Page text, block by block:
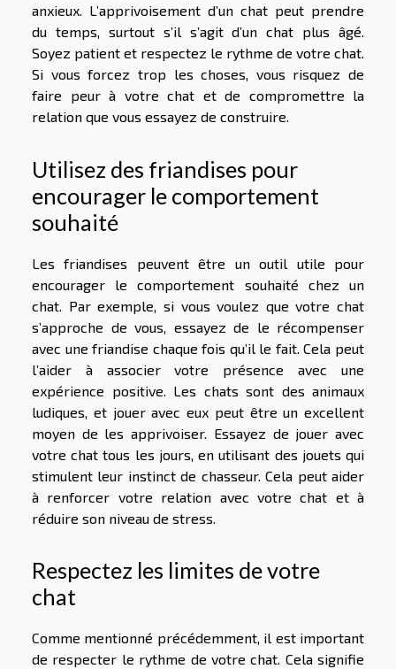
anxieux. L’apprivoisement d’un chat peut prendre
du temps, surtout s’il s’agit d’un chat plus âgé.
Soyez patient et respectez le rythme de votre chat.
Si vous forcez trop les choses, vous risquez de
faire peur à votre chat et de compromettre la
relation que vous essayez de construire.
Utilisez des friandises pour
encourager le comportement
souhaité
Les friandises peuvent être un outil utile pour
encourager le comportement souhaité chez un
chat. Par exemple, si vous voulez que votre chat
s’approche de vous, essayez de le récompenser
avec une friandise chaque fois qu’il le fait. Cela peut
l’aider à associer votre présence avec une
expérience positive. Les chats sont des animaux
ludiques, et jouer avec eux peut être un excellent
moyen de les apprivoiser. Essayez de jouer avec
votre chat tous les jours, en utilisant des jouets qui
stimulent leur instinct de chasseur. Cela peut aider
à renforcer votre relation avec votre chat et à
réduire son niveau de stress.
Respectez les limites de votre
chat
Comme mentionné précédemment, il est important
de respecter le rythme de votre chat. Cela signifie